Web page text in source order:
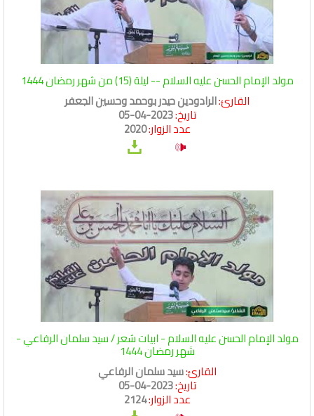
مولد الإمام الحسن عليه السلام -- ليلة (15) من شهر رمضان 1444
القارئ:الرادودين حيدر بوحمد وحسين الجعفر
تاريخ:2023-04-05
عدد الزوار:2020
مولد الإمام الحسن عليه السلام - ابيات شعر / سيد سلمان الرفاعي -
شهر رمضان 1444
القارئ:سيد سلمان الرفاعي
تاريخ:2023-04-05
عدد الزوار:2124